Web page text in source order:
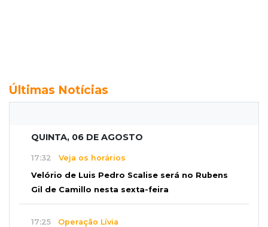
Últimas Notícias
QUINTA, 06 DE AGOSTO
17:32 Veja os horários
Velório de Luis Pedro Scalise será no Rubens
Gil de Camillo nesta sexta-feira
17:25 Operação Lívia